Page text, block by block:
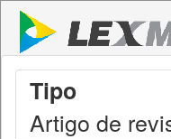
Tipo
Artigo de